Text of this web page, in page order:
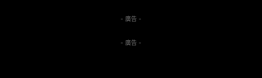
- 廣告 -
- 廣告 -